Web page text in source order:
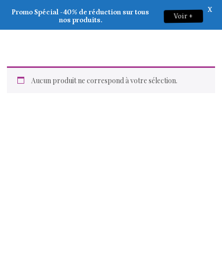
Aucun produit ne correspond à votre sélection.
Promo Spécial -40% de réduction sur tous
nos produits.
Voir +
X